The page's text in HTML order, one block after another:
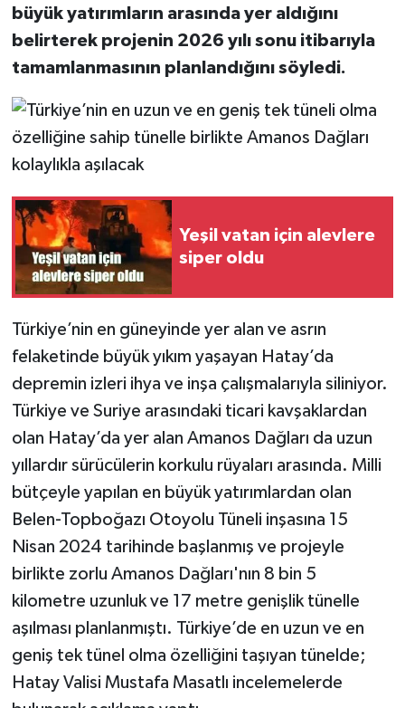
büyük yatırımların arasında yer aldığını
belirterek projenin 2026 yılı sonu itibarıyla
tamamlanmasının planlandığını söyledi.
Yeşil vatan için alevlere
siper oldu
Türkiye’nin en güneyinde yer alan ve asrın
felaketinde büyük yıkım yaşayan Hatay’da
depremin izleri ihya ve inşa çalışmalarıyla siliniyor.
Türkiye ve Suriye arasındaki ticari kavşaklardan
olan Hatay’da yer alan Amanos Dağları da uzun
yıllardır sürücülerin korkulu rüyaları arasında. Milli
bütçeyle yapılan en büyük yatırımlardan olan
Belen-Topboğazı Otoyolu Tüneli inşasına 15
Nisan 2024 tarihinde başlanmış ve projeyle
birlikte zorlu Amanos Dağları'nın 8 bin 5
kilometre uzunluk ve 17 metre genişlik tünelle
aşılması planlanmıştı. Türkiye’de en uzun ve en
geniş tek tünel olma özelliğini taşıyan tünelde;
Hatay Valisi Mustafa Masatlı incelemelerde